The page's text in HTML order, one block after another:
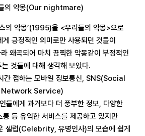
의 악몽(Our nightmare)
의 악몽’(1995)을 <우리들의 악몽>으로
긍정적인 의미로만 사용되던 것들이
왜곡되어 마치 끔찍한 악몽같이 부정적인
것들에 대해 생각해 보았다.
간 접하는 모바일 정보통신, SNS(Social
Network Service)
들에게 과거보다 더 풍부한 정보, 다양한
통 등 유익한 서비스를 제공하고 있지만
셀럽(Celebrity, 유명인사)의 모습에 쉽게